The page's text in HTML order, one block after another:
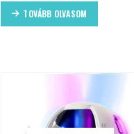
TOVÁBB OLVASOM